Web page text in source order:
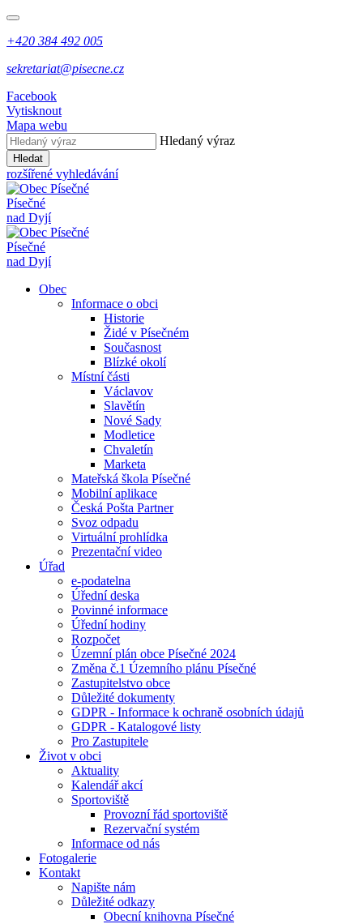
+420 384 492 005
sekretariat@pisecne.cz
Facebook
Vytisknout
Mapa webu
Hledaný výraz
Hledat
rozšířené vyhledávání
Písečné
nad Dyjí
Písečné
nad Dyjí
Obec
Informace o obci
Historie
Židé v Písečném
Současnost
Blízké okolí
Místní části
Václavov
Slavětín
Nové Sady
Modletice
Chvaletín
Marketa
Mateřská škola Písečné
Mobilní aplikace
Česká Pošta Partner
Svoz odpadu
Virtuální prohlídka
Prezentační video
Úřad
e-podatelna
Úřední deska
Povinné informace
Úřední hodiny
Rozpočet
Územní plán obce Písečné 2024
Změna č.1 Územního plánu Písečné
Zastupitelstvo obce
Důležité dokumenty
GDPR - Informace k ochraně osobních údajů
GDPR - Katalogové listy
Pro Zastupitele
Život v obci
Aktuality
Kalendář akcí
Sportoviště
Provozní řád sportoviště
Rezervační systém
Informace od nás
Fotogalerie
Kontakt
Napište nám
Důležité odkazy
Obecní knihovna Písečné